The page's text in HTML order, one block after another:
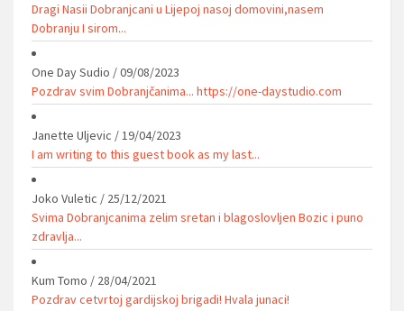
Dragi Nasii Dobranjcani u Lijepoj nasoj domovini,nasem
Dobranju I sirom...
One Day Sudio /09/08/2023
Pozdrav svim Dobranjčanima... https://one-daystudio.com
Janette Uljevic /19/04/2023
I am writing to this guest book as my last...
Joko Vuletic / 25/12/2021
Svima Dobranjcanima zelim sretan i blagoslovljen Bozic i puno
zdravlja...
Kum Tomo / 28/04/2021
Pozdrav cetvrtoj gardijskoj brigadi! Hvala junaci!